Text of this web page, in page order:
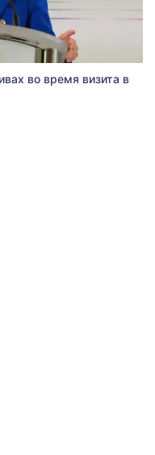
во время визита в